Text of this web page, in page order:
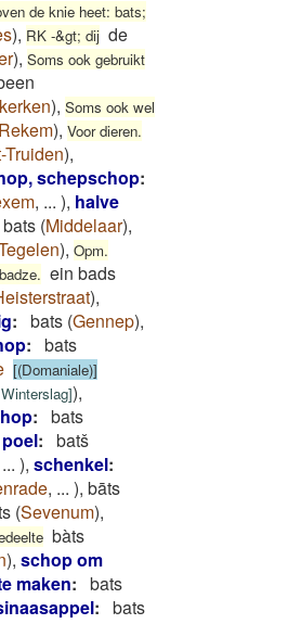
de knie heet: bats;
), RK -&gt; dij de
), Soms ook gebruikt
), Soms ook wel
Rekem), Voor dieren.
Truiden),
schepschop:
, ... ), halve
bats (Middelaar),
), Opm.
ein bads
),
: bats (Gennep),
: bats
[(Domaniale)]
Winterslag]),
: bats
poel: batš
... ), schenkel:
, ... ), bāts
(Sevenum),
bàts
), schop om
maken: bats
: bats